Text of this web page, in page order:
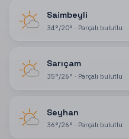
Saimbeyli
34°/20° · Parçalı bulutlu
Sarıçam
35°/26° · Parçalı bulutlu
Seyhan
36°/26° · Parçalı bulutlu